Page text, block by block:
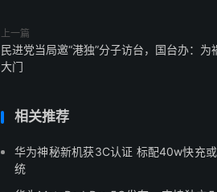
上一篇
民进党当局邀“港独”分子访台，国台办：为
大门
相关推荐
华为神秘新机获3C认证 标配40w快充
统